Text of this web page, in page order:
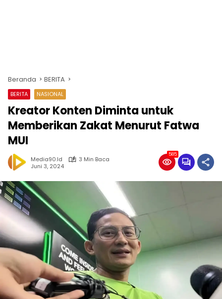
Beranda BERITA
BERITA NASIONAL
Kreator Konten Diminta untuk
Memberikan Zakat Menurut Fatwa
MUI
Media90.id
3 Min Baca
Juni 3, 2024
585